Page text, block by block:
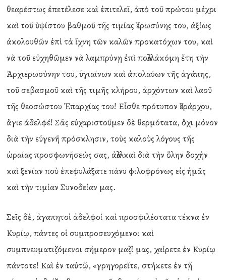
θεαρέστως ἐπετέλεσε καὶ ἐπιτελεῖ, ἀπὸ τοῦ πρώτου μέχρι
καὶ τοῦ ὑψίστου βαθμοῦ τῆς τιμίας Ἱερωσύνης του, ἀξίως
ἀκολουθῶν ἐπὶ τὰ ἴχνη τῶν καλῶν προκατόχων του, καὶ
νὰ τοῦ εὐχηθῶμεν νὰ λαμπρύνῃ ἐπὶ πολλὰ ἀκόμη ἔτη τὴν
Ἀρχιερωσύνην του, ὑγιαίνων καὶ ἀπολαύων τῆς ἀγάπης,
τοῦ σεβασμοῦ καὶ τῆς τιμῆς κλήρου, ἀρχόντων καὶ λαοῦ
τῆς θεοσώστου Ἐπαρχίας του! Εἶσθε πρότυπον Ἱεράρχου,
ἅγιε ἀδελφέ! Σᾶς εὐχαριστοῦμεν δὲ θερμότατα, ὄχι μόνον
διὰ τὴν εὐγενῆ πρόσκλησιν, τοὺς καλοὺς λόγους τῆς
ὡραίας προσφωνήσεώς σας, ἀλλὰ καὶ διὰ τὴν ὅλην δοχὴν
καὶ ξενίαν ποὺ ἐπεφυλάξατε πάνυ φιλοφρόνως εἰς ἡμᾶς
καὶ τὴν τιμίαν Συνοδείαν μας.
Σεῖς δὲ, ἀγαπητοὶ ἀδελφοί καὶ προσφιλέστατα τέκνα ἐν
Κυρίῳ, πάντες οἱ συμπροσευχόμενοι καὶ
συμπνευματιζόμενοι σήμερον μαζί μας, χαίρετε ἐν Κυρίῳ
πάντοτε! Καὶ ἐν ταὐτῷ, «γρηγορεῖτε, στήκετε ἐν τῇ